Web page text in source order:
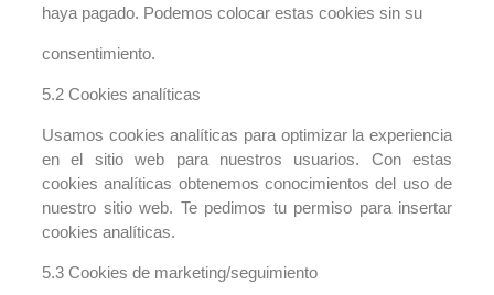
haya pagado. Podemos colocar estas cookies sin su
consentimiento.
5.2 Cookies analíticas
Usamos cookies analíticas para optimizar la experiencia
en el sitio web para nuestros usuarios. Con estas
cookies analíticas obtenemos conocimientos del uso de
nuestro sitio web. Te pedimos tu permiso para insertar
cookies analíticas.
5.3 Cookies de marketing/seguimiento